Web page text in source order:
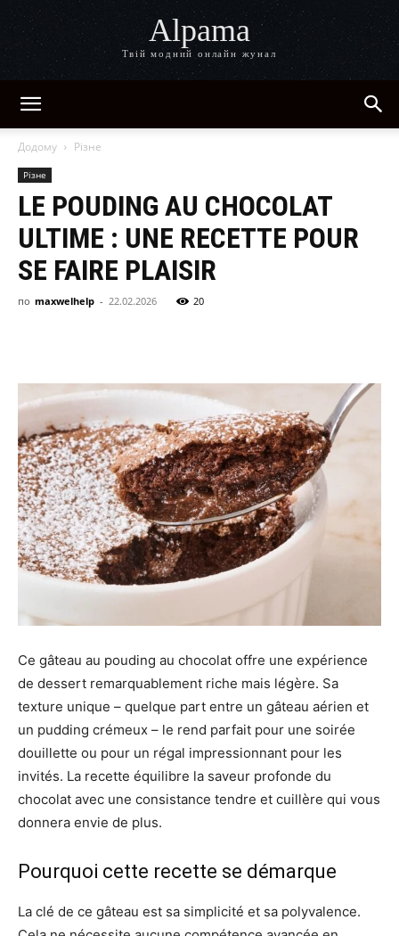
Alpama
Твій модний онлайн жунал
Додому Різне
Різне
LE POUDING AU CHOCOLAT
ULTIME : UNE RECETTE POUR
SE FAIRE PLAISIR
по maxwelhelp - 22.02.2026 20
Ce gâteau au pouding au chocolat offre une expérience
de dessert remarquablement riche mais légère. Sa
texture unique – quelque part entre un gâteau aérien et
un pudding crémeux – le rend parfait pour une soirée
douillette ou pour un régal impressionnant pour les
invités. La recette équilibre la saveur profonde du
chocolat avec une consistance tendre et cuillère qui vous
donnera envie de plus.
Pourquoi cette recette se démarque
La clé de ce gâteau est sa simplicité et sa polyvalence.